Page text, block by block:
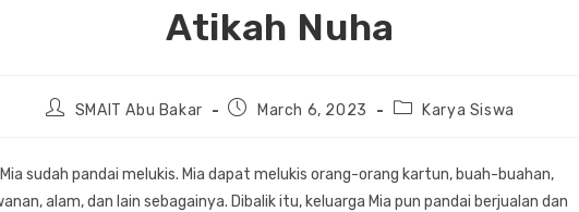
Atikah Nuha
PostSMAIT Abu Bakar
PostMarch 6, 2023
PostKarya Siswa
sudah pandai melukis. Mia dapat melukis orang-orang kartun, buah-buahan,
alam, dan lain sebagainya. Dibalik itu, keluarga Mia pun pandai berjualan dan